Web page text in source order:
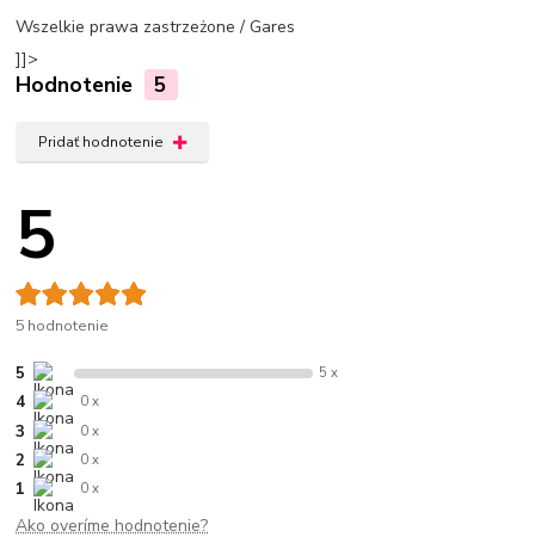
Wszelkie prawa zastrzeżone / Gares
]]>
Hodnotenie 5
Pridať hodnotenie
5
5 hodnotenie
5 5 x
4 0 x
3 0 x
2 0 x
1 0 x
Ako overíme hodnotenie?